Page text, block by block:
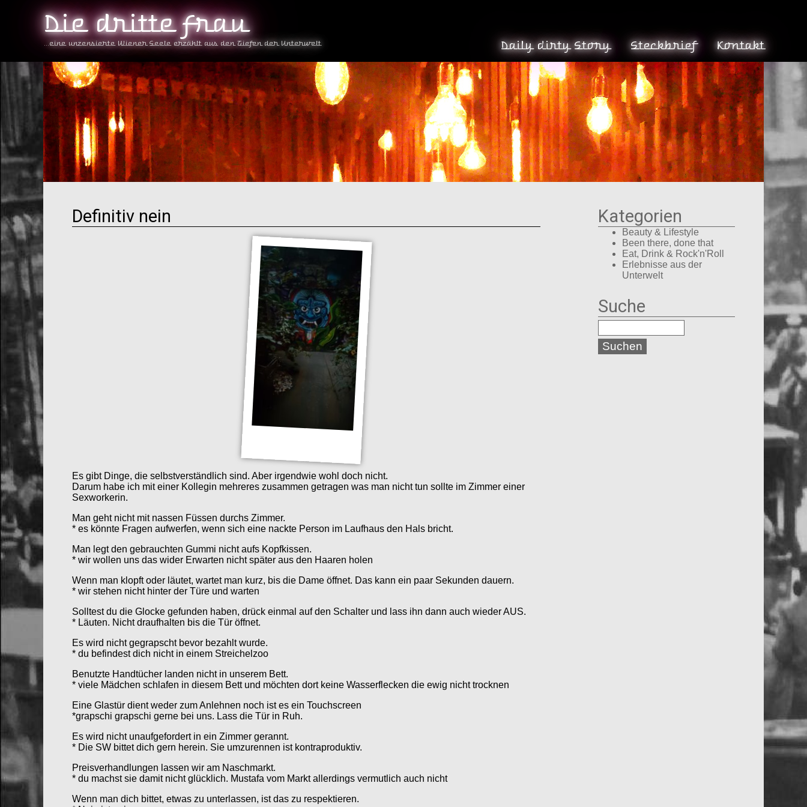
Die dritte Frau
...eine unzensierte Wiener Seele erzählt aus den Tiefen der Unterwelt Daily dirty Story Steckbrief Kontakt
Kategorien
Beauty & Lifestyle
Been there, done that
Eat, Drink & Rock'n'Roll
Erlebnisse aus der
Unterwelt
Suche
Definitiv nein
Es gibt Dinge, die selbstverständlich sind. Aber irgendwie wohl doch nicht.
Darum habe ich mit einer Kollegin mehreres zusammen getragen was man nicht tun sollte im Zimmer einer
Sexworkerin.
Man geht nicht mit nassen Füssen durchs Zimmer.
* es könnte Fragen aufwerfen, wenn sich eine nackte Person im Laufhaus den Hals bricht.
Man legt den gebrauchten Gummi nicht aufs Kopfkissen.
* wir wollen uns das wider Erwarten nicht später aus den Haaren holen
Wenn man klopft oder läutet, wartet man kurz, bis die Dame öffnet. Das kann ein paar Sekunden dauern.
* wir stehen nicht hinter der Türe und warten
Solltest du die Glocke gefunden haben, drück einmal auf den Schalter und lass ihn dann auch wieder AUS.
* Läuten. Nicht draufhalten bis die Tür öffnet.
Es wird nicht gegrapscht bevor bezahlt wurde.
* du befindest dich nicht in einem Streichelzoo
Benutzte Handtücher landen nicht in unserem Bett.
* viele Mädchen schlafen in diesem Bett und möchten dort keine Wasserflecken die ewig nicht trocknen
Eine Glastür dient weder zum Anlehnen noch ist es ein Touchscreen
*grapschi grapschi gerne bei uns. Lass die Tür in Ruh.
Es wird nicht unaufgefordert in ein Zimmer gerannt.
* Die SW bittet dich gern herein. Sie umzurennen ist kontraproduktiv.
Preisverhandlungen lassen wir am Naschmarkt.
* du machst sie damit nicht glücklich. Mustafa vom Markt allerdings vermutlich auch nicht
Wenn man dich bittet, etwas zu unterlassen, ist das zu respektieren.